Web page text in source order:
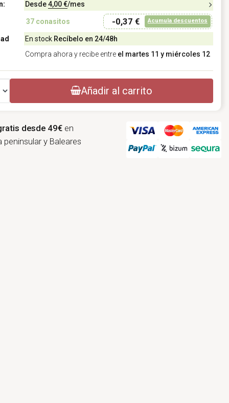
Desde4,00 €/mes
37conasitos -0,37 € Acumula descuentos
En stock Recíbelo en 24/48h
Compra ahora y recibe entre el martes 11 y miércoles 12
Añadir al carrito
desde 49€ en
peninsular y Baleares